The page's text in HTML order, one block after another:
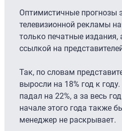
Оптимистичные прогнозы
телевизионной рекламы
только печатные издания,
ссылкой на
Так, по словам
выросли на 18% год к
падал на 22%, а за весь
начале этого года также
менеджер не раскрывает.